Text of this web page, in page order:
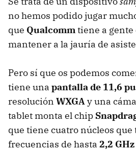
no hemos podido jugar
que Qualcommtiene a gente
mantener a la jauría de
Pero sí que os podemos
tiene una pantalla de 11,6
resolución WXGAy una
tablet monta el chip
que tiene cuatro núcleos que
frecuencias de hasta 2,2 GHz